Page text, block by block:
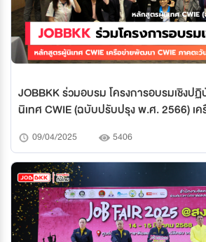
JOBBKK ร่วมอบรม โครงการอบรมเชิงป
นิเทศ CWIE (ฉบับปรับปรุง พ.ศ. 2566) เ
09/04/2025 5406